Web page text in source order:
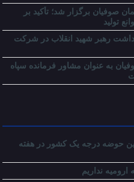
صوفیان برگزار شد؛ تأکید بر
تولید
رهبر شهید انقلاب در شرکت
به عنوان مشاور فرمانده سپاه
حوضه‌ درجه یک کشور در هفته
نداریم